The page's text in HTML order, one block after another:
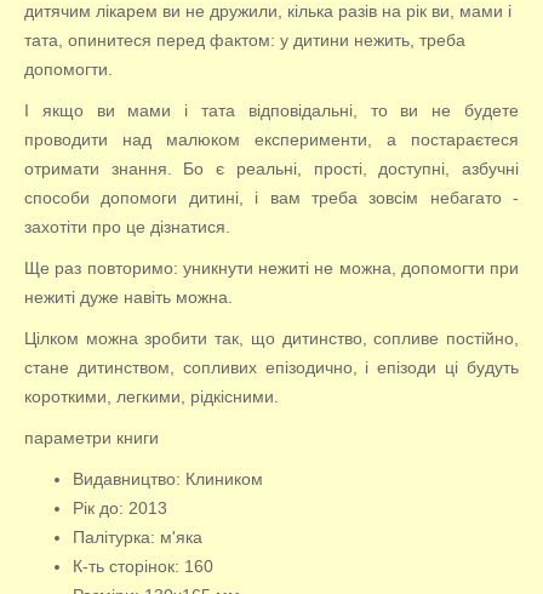
дитячим лікарем ви не дружили, кілька разів на рік ви, мами і
тата, опинитеся перед фактом: у дитини нежить, треба
допомогти.
І якщо ви мами і тата відповідальні, то ви не будете
проводити над малюком експерименти, а постараєтеся
отримати знання. Бо є реальні, прості, доступні, азбучні
способи допомоги дитині, і вам треба зовсім небагато -
захотіти про це дізнатися.
Ще раз повторимо: уникнути нежиті не можна, допомогти при
нежиті дуже навіть можна.
Цілком можна зробити так, що дитинство, сопливе постійно,
стане дитинством, сопливих епізодично, і епізоди ці будуть
короткими, легкими, рідкісними.
параметри книги
Видавництво: Клиником
Рік до: 2013
Палітурка: м'яка
К-ть сторінок: 160